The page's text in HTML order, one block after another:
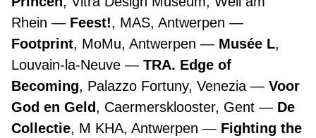
Rhein
Feest!, MAS, Antwerpen
Footprint, MoMu, Antwerpen Musée L,
Louvain-la-Neuve
TRA. Edge of
Becoming, Palazzo Fortuny, Venezia
Voor
God en Geld, Caermersklooster, Gent
De
Collectie, M KHA, Antwerpen
Fighting the